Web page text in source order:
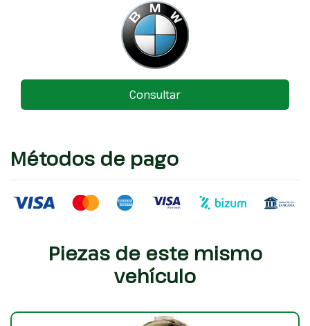
Consultar
Métodos de pago
Piezas de este mismo
vehículo